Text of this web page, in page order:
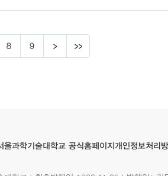
8 9
울과학기술대학교 공식홈페이지 개인정보처리